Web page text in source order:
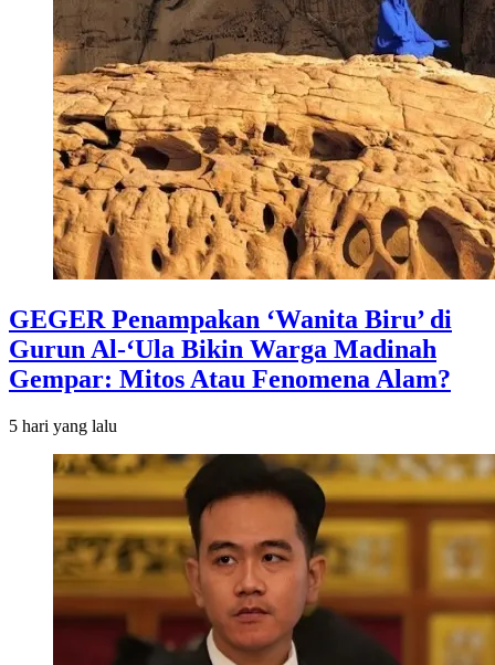
GEGER Penampakan ‘Wanita Biru’ di
Gurun Al-‘Ula Bikin Warga Madinah
Gempar: Mitos Atau Fenomena Alam?
5 hari yang lalu